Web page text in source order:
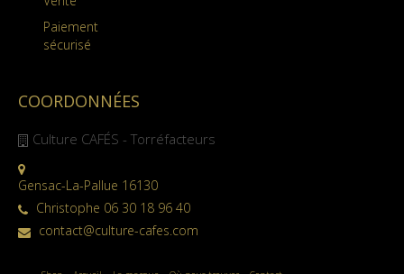
Paiement
sécurisé
COORDONNÉES
Culture CAFÉS - Torréfacteurs
Gensac-La-Pallue 16130
Christophe 06 30 18 96 40
contact@culture-cafes.com